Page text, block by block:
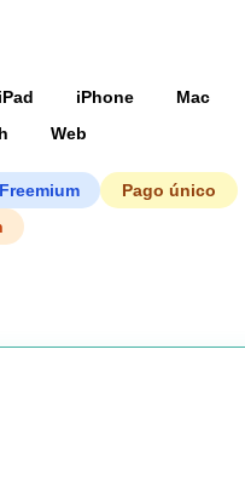
iPad iPhone
Mac
Web
Freemium
Pago único